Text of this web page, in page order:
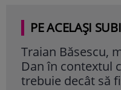
PE ACELAȘI
Traian Băsescu,
Dan în contextul
trebuie decât să